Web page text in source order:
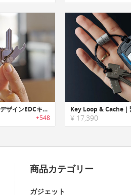
MICRO｜ミニマルデザインEDCキーツール/オーガナイザー「マイクロ」
+548 ¥ 17,390
商品カテゴリー
ガジェット